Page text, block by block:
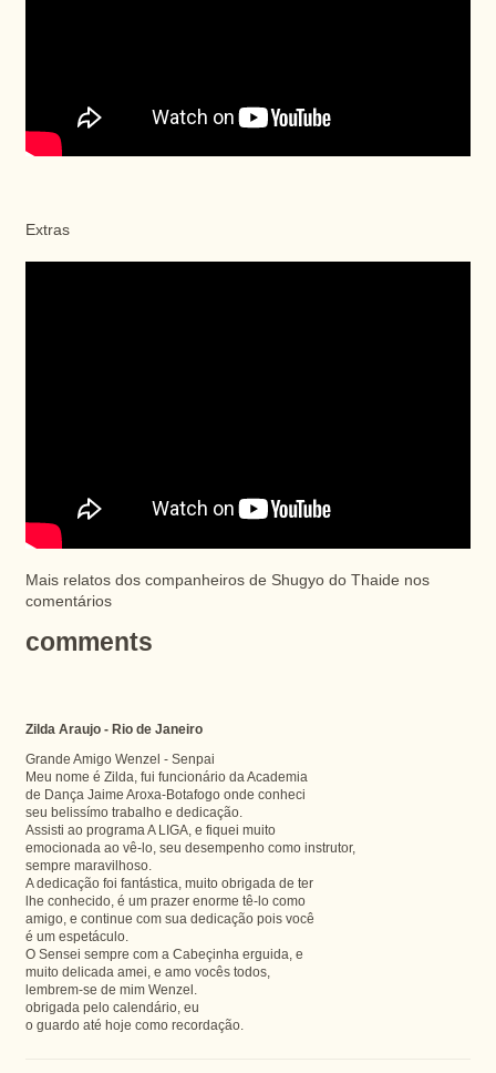
Extras
Mais relatos dos companheiros de Shugyodo Thaide nos
comentários
comments
Zilda Araujo - Rio de Janeiro
Grande Amigo Wenzel - Senpai
Meu nome é Zilda, fui funcionário da Academia
de Dança Jaime Aroxa-Botafogo onde conheci
seu belissímo trabalho e dedicação.
Assisti ao programa A LIGA, e fiquei muito
emocionada ao vê-lo, seu desempenho como instrutor,
sempre maravilhoso.
A dedicação foi fantástica, muito obrigada de ter
lhe conhecido, é um prazer enorme tê-lo como
amigo, e continue com sua dedicação pois você
é um espetáculo.
O Sensei sempre com a Cabeçinha erguida, e
muito delicada amei, e amo vocês todos,
lembrem-se de mim Wenzel.
obrigada pelo calendário, eu
o guardo até hoje como recordação.